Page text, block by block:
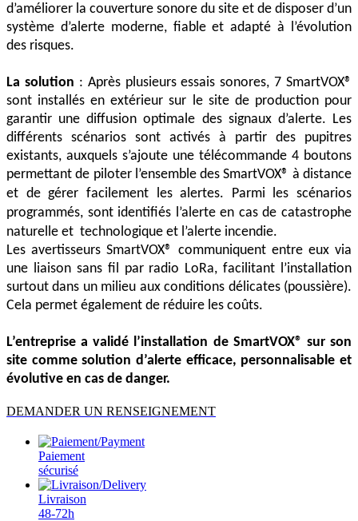
d’améliorer la couverture sonore du site et de disposer d’un
système d’alerte moderne, fiable et adapté à l’évolution
des risques.
La solution : Après plusieurs essais sonores, 7 SmartVOX®
sont installés en extérieur sur le site de production pour
garantir une diffusion optimale des signaux d’alerte. Les
différents scénarios sont activés à partir des pupitres
existants, auxquels s’ajoute une télécommande 4 boutons
permettant de piloter l’ensemble des SmartVOX® à distance
et de gérer facilement les alertes.
Parmi les scénarios
programmés, sont identifiés l’alerte en cas de catastrophe
naturelle et technologique et l’alerte incendie.
Les avertisseurs SmartVOX® communiquent entre eux via
une liaison sans fil par radio LoRa, facilitant l’installation
surtout dans un milieu aux conditions délicates (poussière).
Cela permet également de réduire les coûts.
L’entreprise a validé l’installation de SmartVOX® sur son
site comme solution d’alerte efficace, personnalisable et
évolutive en cas de danger.
DEMANDER UN RENSEIGNEMENT
Paiement
sécurisé
Livraison
48-72h